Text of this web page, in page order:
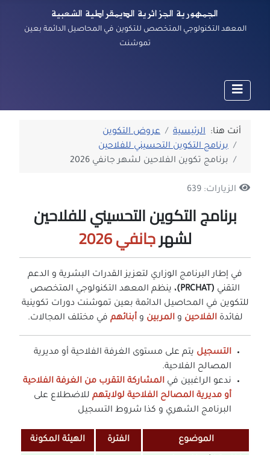
الجمهورية الجزائرية الديمقراطية الشعبية
المعهد التكنولوجي المتخصص للتكوين في المحاصيل الدائمة بعين
تموشنت
أنت هنا: الرئيسية
عروض التكوين
برنامج التكوين التحسيني للفلاحين
برنامج تكوين الفلاحين لشهر جانفي 2026
الزيارات: 639
برنامج التكوين التحسيني للفلاحين
لشهرجانفي 2026
في إطار البرنامج الوزاري لتعزيز القدرات البشرية و الدعم
التقني (PRCHAT)،
ينظم المعهد التكنولوجي المتخصص
للتكوين في المحاصيل الدائمة بعين تموشنت دورات تكوينية
لفائدةالفلاحين والمربين وأبنائهم في مختلف المجالات.
التسجيل يتم على مستوى الغرفة الفلاحية أو مديرية
المصالح الفلاحية.
ندعو الراغبين في المشاركة التقرب من الغرفة الفلاحية
أو مديرية المصالح الفلاحية لولايتهم للاضطلاع على
البرنامج الشهري و كذا شروط التسجيل
الموضوع الفترة الهيئة المكونة